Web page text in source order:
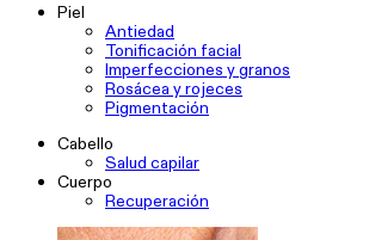
Piel
Antiedad
Tonificación facial
Imperfecciones y granos
Rosácea y rojeces
Pigmentación
Cabello
Salud capilar
Cuerpo
Recuperación